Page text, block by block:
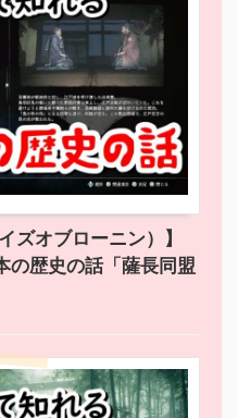
ズオブローニン）】
の歴史の話「薩長同盟